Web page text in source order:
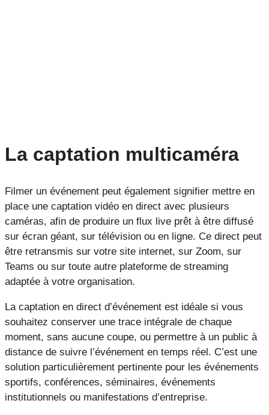
La captation multicaméra
Filmer un événement peut également signifier mettre en
place une captation vidéo en direct avec plusieurs
caméras, afin de produire un flux live prêt à être diffusé
sur écran géant, sur télévision ou en ligne. Ce direct peut
être retransmis sur votre site internet, sur Zoom, sur
Teams ou sur toute autre plateforme de streaming
adaptée à votre organisation.
La captation en direct d’événement est idéale si vous
souhaitez conserver une trace intégrale de chaque
moment, sans aucune coupe, ou permettre à un public à
distance de suivre l’événement en temps réel. C’est une
solution particulièrement pertinente pour les événements
sportifs, conférences, séminaires, événements
institutionnels ou manifestations d’entreprise.